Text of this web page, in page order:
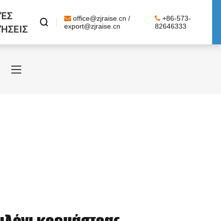

office@zjraise.cn /
export@zjraise.cn
+86-573-
82646333